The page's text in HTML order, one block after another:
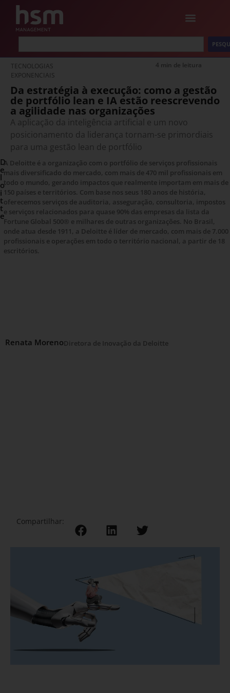
TECNOLOGIAS
EXPONENCIAIS
4 min de leitura
Da estratégia à execução: como a gestão
de portfólio lean e IA estão reescrevendo
a agilidade nas organizações
A aplicação da inteligência artificial e um novo
posicionamento da liderança tornam-se primordiais
para uma gestão lean de portfólio
D
e
l
o
i
t
t
e
A Deloitte é a organização com o portfólio de serviços profissionais
mais diversificado do mercado, com mais de 470 mil profissionais em
todo o mundo, gerando impactos que realmente importam em mais de
150 países e territórios. Com base nos seus 180 anos de história,
oferecemos serviços de auditoria, asseguração, consultoria, impostos
e serviços relacionados para quase 90% das empresas da lista da
Fortune Global 500® e milhares de outras organizações. No Brasil,
onde atua desde 1911, a Deloitte é líder de mercado, com mais de 7.000
profissionais e operações em todo o território nacional, a partir de 18
escritórios.
Renata MorenoDiretora de Inovação da Deloitte
Compartilhar: